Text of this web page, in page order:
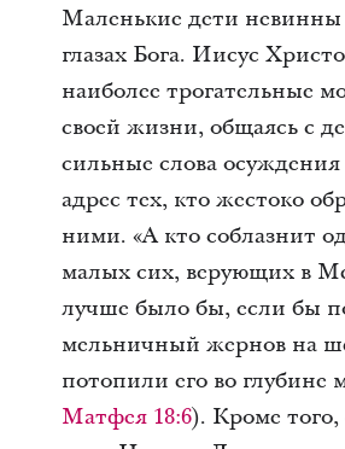
Маленькие дети
глазах Бога. Иисус
наиболее трогательные
своей жизни, общаясь с
сильные слова осуждения
адрес тех, кто жестоко
ними. «А кто соблазнит
малых сих, верующих в
лучше было бы, если бы
мельничный жернов на
потопили его во глубине
Матфея 18:6). Кроме того,